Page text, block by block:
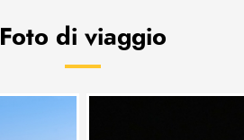
Foto di viaggio